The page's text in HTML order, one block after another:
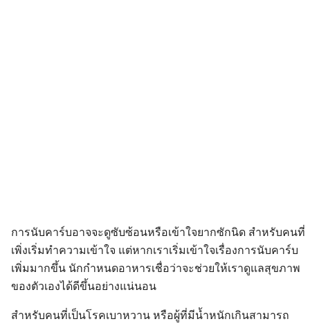
การนับคาร์บอาจจะดูซับซ้อนหรือเข้าใจยากซักนิด สำหรับคนที่
เพิ่งเริ่มทำความเข้าใจ แต่หากเราเริ่มเข้าใจเรื่องการนับคาร์บ
เพิ่มมากขึ้น นักกำหนดอาหารเชื่อว่าจะช่วยให้เราดูแลสุขภาพ
ของตัวเองได้ดีขึ้นอย่างแน่นอน
สำหรับคนที่เป็นโรคเบาหวาน หรือผู้ที่มีน้ำหนักเกินสามารถ